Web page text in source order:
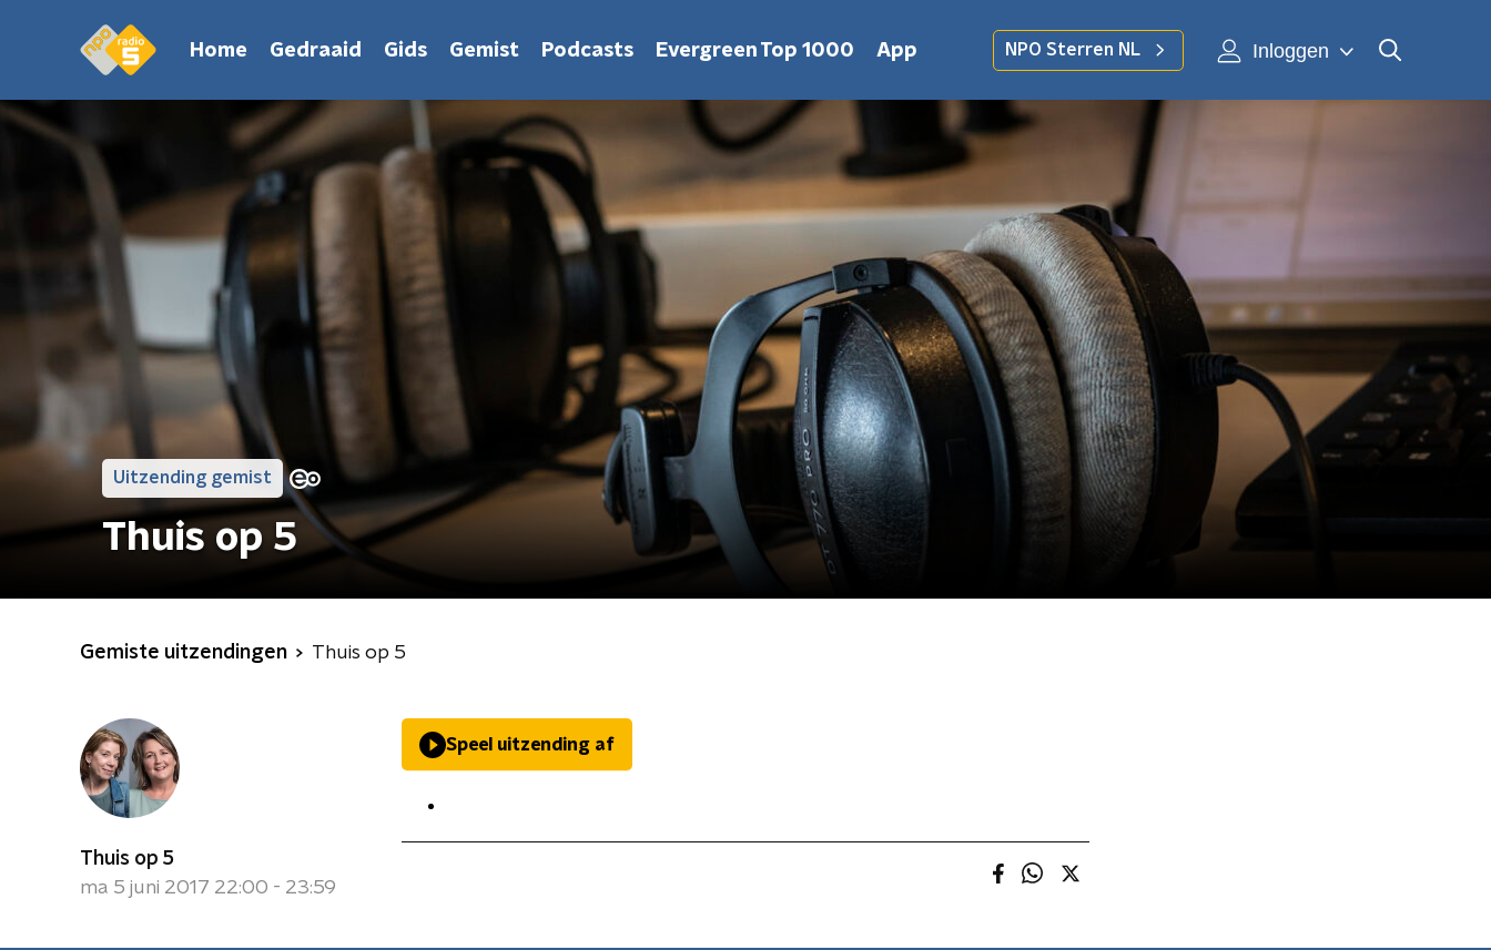
Home Gedraaid Gids Gemist Podcasts Evergreen Top 1000 App NPO Sterren NL Inloggen
Uitzending gemist
Thuis op 5
Gemiste uitzendingen Thuis op 5
Thuis op 5
ma 5 juni 2017 22:00 - 23:59
Speel uitzending af